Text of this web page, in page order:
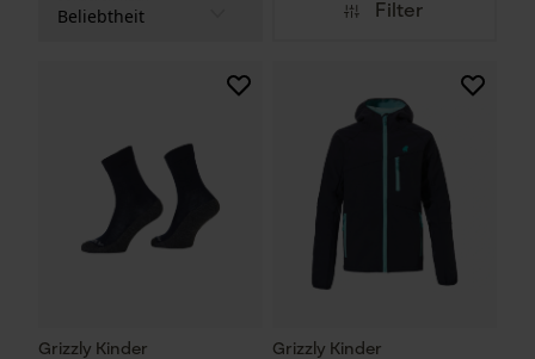
Filter
Grizzly Kinder
Grizzly Kinder